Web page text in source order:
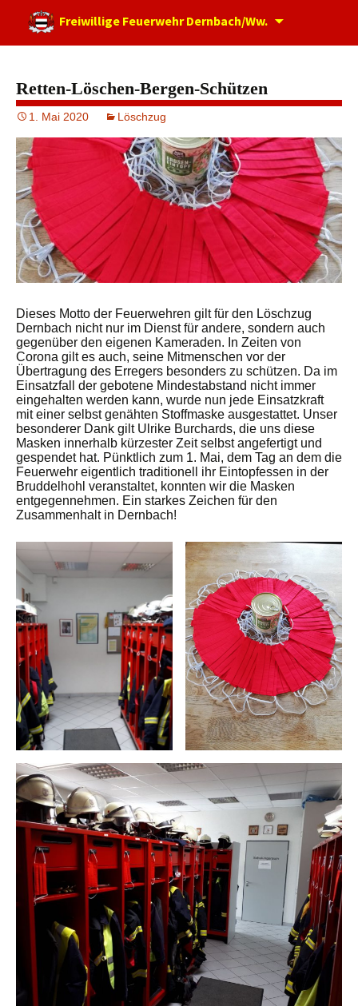
Freiwillige Feuerwehr Dernbach/Ww.
Retten-Löschen-Bergen-Schützen
1. Mai 2020 Löschzug
Dieses Motto der Feuerwehren gilt für den Löschzug
Dernbach nicht nur im Dienst für andere, sondern auch
gegenüber den eigenen Kameraden. In Zeiten von
Corona gilt es auch, seine Mitmenschen vor der
Übertragung des Erregers besonders zu schützen. Da im
Einsatzfall der gebotene Mindestabstand nicht immer
eingehalten werden kann, wurde nun jede Einsatzkraft
mit einer selbst genähten Stoffmaske ausgestattet. Unser
besonderer Dank gilt Ulrike Burchards, die uns diese
Masken innerhalb kürzester Zeit selbst angefertigt und
gespendet hat. Pünktlich zum 1. Mai, dem Tag an dem die
Feuerwehr eigentlich traditionell ihr Eintopfessen in der
Bruddelhohl veranstaltet, konnten wir die Masken
entgegennehmen. Ein starkes Zeichen für den
Zusammenhalt in Dernbach!